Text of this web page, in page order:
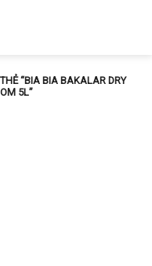
“BIA BIA BAKALAR DRY
5L”